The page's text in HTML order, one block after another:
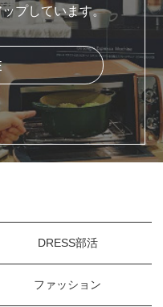
プしています。
DRESS部活
ファッション